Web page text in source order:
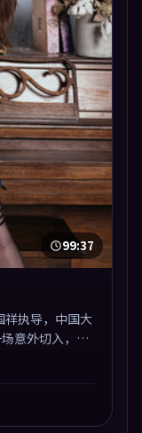
99:37
执导，中国大
意外切入，人
推进，情绪克